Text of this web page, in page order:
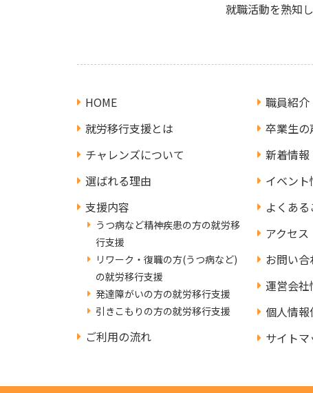
就職活動を熟知
HOME
就労移行支援とは
チャレンズについて
選ばれる理由
支援内容
うつ病など精神疾患の方の就労移
行支援
リワーク・復職の方(うつ病など)
の就労移行支援
発達障がいの方の就労移行支援
引きこもりの方の就労移行支援
ご利用の流れ
職員紹介
卒業生の
新着情報
イベント
よくあ
アクセス
お問い
運営会社
個人情
サイトマ